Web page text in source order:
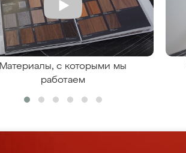
Материалы, с которыми мы
работаем